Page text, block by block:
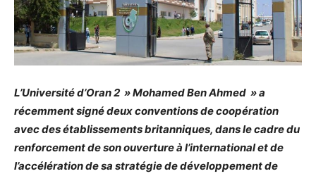
L’Université d’Oran 2 » Mohamed Ben Ahmed » a
récemment signé deux conventions de coopération
avec des établissements britanniques, dans le cadre du
renforcement de son ouverture à l’international et de
l’accélération de sa stratégie de développement de